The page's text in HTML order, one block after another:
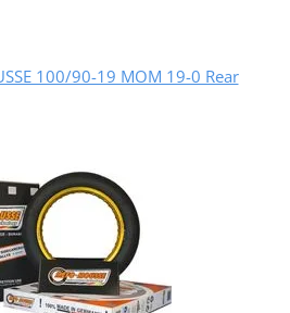
100/90-19 MOM 19-0 Rear